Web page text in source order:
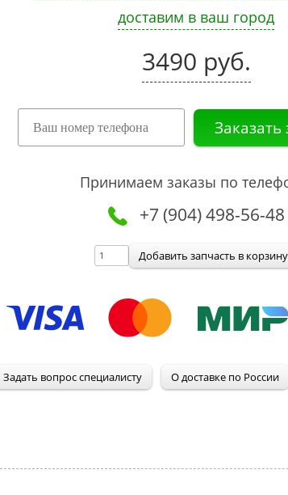
доставим в ваш город
3490 руб.
Принимаем заказы по
+7 (904) 498-56-48